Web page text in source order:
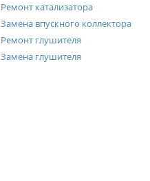
Ремонт катализатора
Замена впускного коллектора
Ремонт глушителя
Замена глушителя